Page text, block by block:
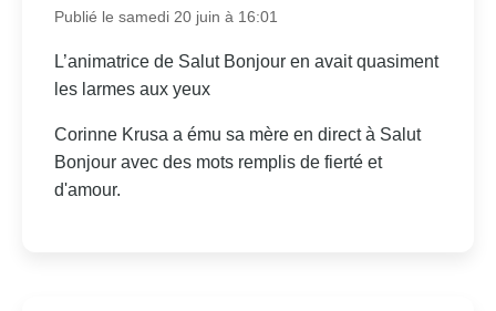
Publié le samedi 20 juin à 16:01
L’animatrice de Salut Bonjour en avait quasiment
les larmes aux yeux
Corinne Krusa a ému sa mère en direct à Salut
Bonjour avec des mots remplis de fierté et
d'amour.